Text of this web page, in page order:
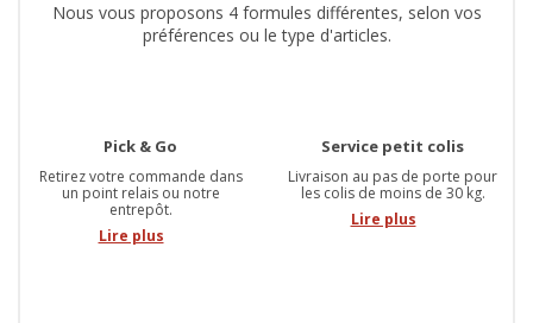
Nous vous proposons 4 formules différentes, selon vos
préférences ou le type d'articles.
Pick & Go
Retirez votre commande dans
un point relais ou notre
entrepôt.
Lire plus
Service petit colis
Livraison au pas de porte pour
les colis de moins de 30 kg.
Lire plus